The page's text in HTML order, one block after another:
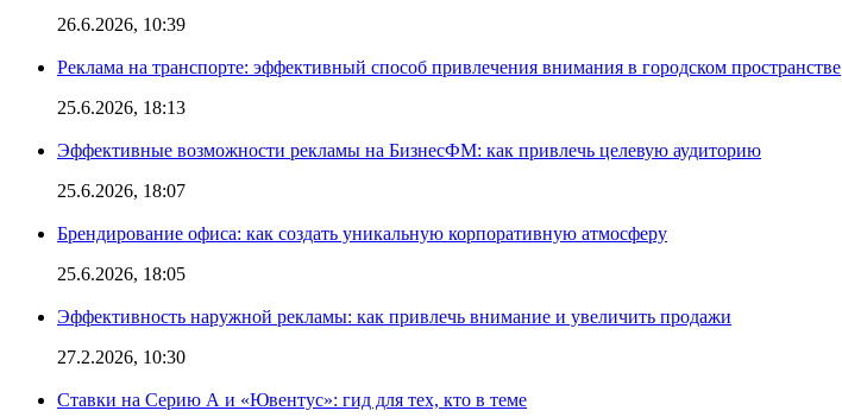
26.6.2026, 10:39
Реклама на транспорте: эффективный способ привлечения внимания в городском пространстве
25.6.2026, 18:13
Эффективные возможности рекламы на БизнесФМ: как привлечь целевую аудиторию
25.6.2026, 18:07
Брендирование офиса: как создать уникальную корпоративную атмосферу
25.6.2026, 18:05
Эффективность наружной рекламы: как привлечь внимание и увеличить продажи
27.2.2026, 10:30
Ставки на Серию А и «Ювентус»: гид для тех, кто в теме